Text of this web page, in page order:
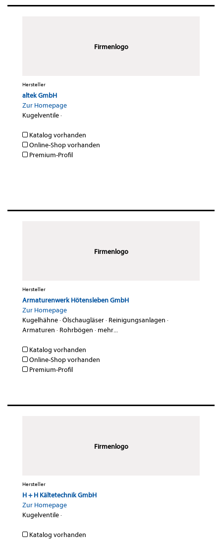
Firmenlogo
Hersteller
altek GmbH
Zur Homepage
Kugelventile·
Katalog vorhanden
Online-Shop vorhanden
Premium-Profil
Firmenlogo
Hersteller
Armaturenwerk Hötensleben GmbH
Zur Homepage
Kugelhähne·Ölschaugläser· Reinigungsanlagen ·
Armaturen · Rohrbögen · mehr...
Katalog vorhanden
Online-Shop vorhanden
Premium-Profil
Firmenlogo
Hersteller
H + H Kältetechnik GmbH
Zur Homepage
Kugelventile·
Katalog vorhanden